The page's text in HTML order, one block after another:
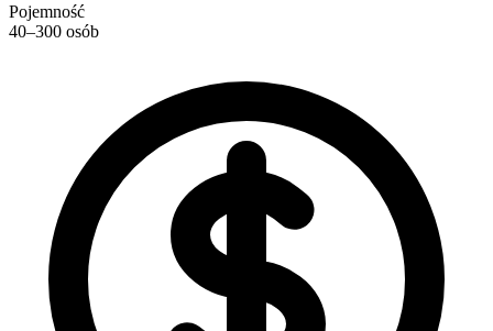
Pojemność
40–300 osób